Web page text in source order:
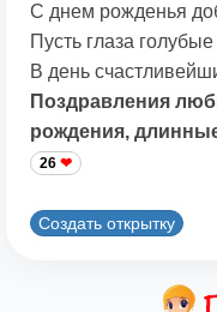
С днем рожденья
Пусть глаза
В день
Поздравления
рождения,
26
Создать открытку